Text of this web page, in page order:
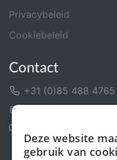
Privacybeleid
Cookiebeleid
Contact
+31 (0)85 488 4765
Deze website
gebruik van